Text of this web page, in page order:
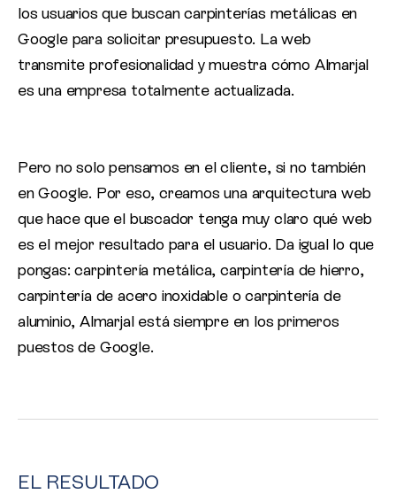
los usuarios que buscan carpinterías metálicas en
Google para solicitar presupuesto. La web
transmite profesionalidad y muestra cómo Almarjal
es una empresa totalmente actualizada.
Pero no solo pensamos en el cliente, si no también
en Google. Por eso, creamos una arquitectura web
que hace que el buscador tenga muy claro qué web
es el mejor resultado para el usuario. Da igual lo que
pongas: carpintería metálica, carpintería de hierro,
carpintería de acero inoxidable o carpintería de
aluminio, Almarjal está siempre en los primeros
puestos de Google.
EL RESULTADO